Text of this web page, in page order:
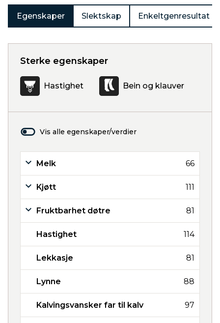
Egenskaper Slektskap Enkeltgenresultat
Sterke egenskaper
Hastighet Bein og klauver
Vis alle egenskaper/verdier
Melk 66
Kjøtt 111
Fruktbarhet døtre 81
Hastighet 114
Lekkasje 81
Lynne 88
Kalvingsvansker far til kalv 97